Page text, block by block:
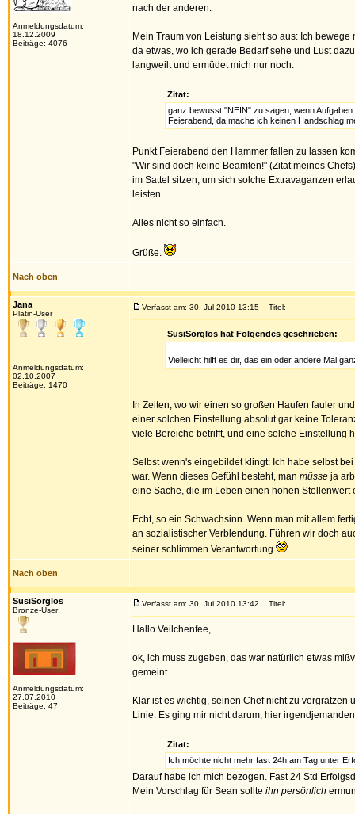
Anmeldungsdatum:
18.12.2009
Beiträge: 4076
nach der anderen.
Mein Traum von Leistung sieht so aus: Ich
da etwas, wo ich gerade Bedarf sehe und Lust
langweilt und ermüdet mich nur noch.
Zitat:
ganz bewusst "NEIN" zu sagen, wenn
Feierabend, da mache ich keinen Handschlag
Punkt Feierabend den Hammer fallen zu lassen
"Wir sind doch keine Beamten!" (Zitat meines
im Sattel sitzen, um sich solche Extravaganzen
leisten.
Alles nicht so einfach.
Grüße.
Nach oben
Jana
Platin-User
Anmeldungsdatum:
02.10.2007
Beiträge: 1470
Verfasst am: 30. Jul 2010 13:15 Titel:
SusiSorglos hat Folgendes geschrieben:
Vielleicht hilft es dir, das ein oder andere Mal
In Zeiten, wo wir einen so großen Haufen fauler
einer solchen Einstellung absolut gar keine
viele Bereiche betrifft, und eine solche Einstellung
Selbst wenn's eingebildet klingt: Ich habe selbst
war. Wenn dieses Gefühl besteht, man müsse ja
eine Sache, die im Leben einen hohen
Echt, so ein Schwachsinn. Wenn man mit allem
an sozialistischer Verblendung. Führen wir doch
seiner schlimmen Verantwortung
Nach oben
SusiSorglos
Bronze-User
Anmeldungsdatum:
27.07.2010
Beiträge: 47
Verfasst am: 30. Jul 2010 13:42 Titel:
Hallo Veilchenfee,
ok, ich muss zugeben, das war natürlich etwas
gemeint.
Klar ist es wichtig, seinen Chef nicht zu
Linie. Es ging mir nicht darum, hier
Zitat:
Ich möchte nicht mehr fast 24h am Tag unter
Darauf habe ich mich bezogen. Fast 24 Std
Mein Vorschlag für Sean sollte ihn persönlich